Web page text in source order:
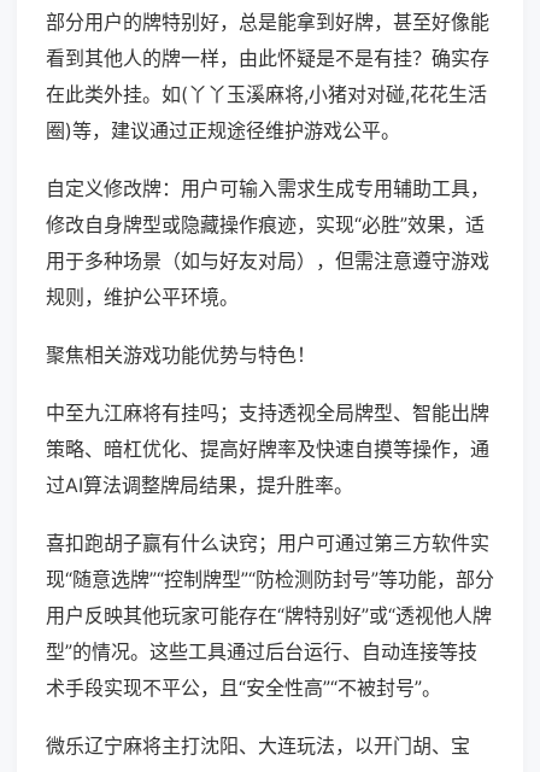
部分用户的牌特别好，总是能拿到好牌，甚至好像能
看到其他人的牌一样，由此怀疑是不是有挂？确实存
在此类外挂。如(丫丫玉溪麻将,小猪对对碰,花花生活
圈)等，建议通过正规途径维护游戏公平。
自定义修改牌：用户可输入需求生成专用辅助工具，
修改自身牌型或隐藏操作痕迹，实现“必胜”效果，适
用于多种场景（如与好友对局），但需注意遵守游戏
规则，维护公平环境。
聚焦相关游戏功能优势与特色！
中至九江麻将有挂吗；支持透视全局牌型、智能出牌
策略、暗杠优化、提高好牌率及快速自摸等操作，通
过AI算法调整牌局结果，提升胜率。
喜扣跑胡子赢有什么诀窍；用户可通过第三方软件实
现“随意选牌”“控制牌型”“防检测防封号”等功能，部分
用户反映其他玩家可能存在“牌特别好”或“透视他人牌
型”的情况。这些工具通过后台运行、自动连接等技
术手段实现不平公，且“安全性高”“不被封号”。
微乐辽宁麻将主打沈阳、大连玩法，以开门胡、宝